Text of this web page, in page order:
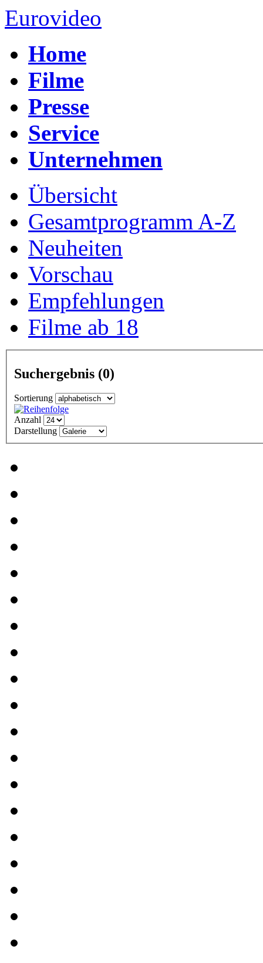
Eurovideo
Home
Filme
Presse
Service
Unternehmen
Übersicht
Gesamtprogramm A-Z
Neuheiten
Vorschau
Empfehlungen
Filme ab 18
Suchergebnis (0)
Sortierung
Anzahl
Darstellung